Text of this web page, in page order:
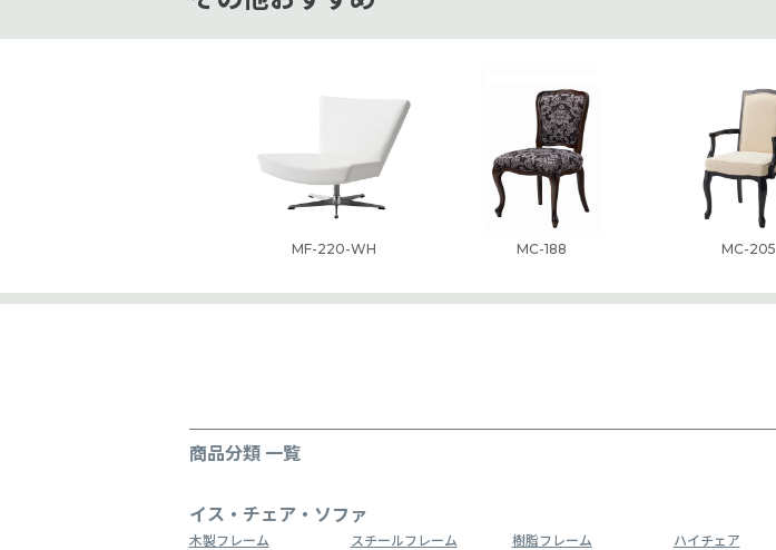
MF-220-WH MC-188 MC-205
商品分類 一覧
イス・チェア・ソファ
木製フレーム スチールフレーム 樹脂フレーム ハイチェア